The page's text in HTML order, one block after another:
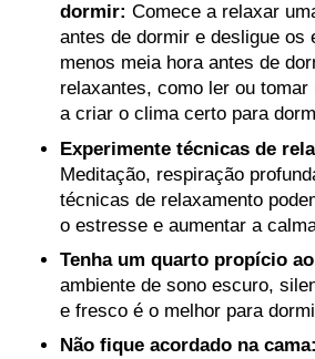
dormir: Comece a relaxar
antes de dormir e desligue os
menos meia hora antes de
relaxantes, como ler ou tomar
a criar o clima certo para
Experimente técnicas de
Meditação, respiração
técnicas de relaxamento
o estresse e aumentar a
Tenha um quarto propício
ambiente de sono escuro,
e fresco é o melhor para
Não fique acordado na cama: